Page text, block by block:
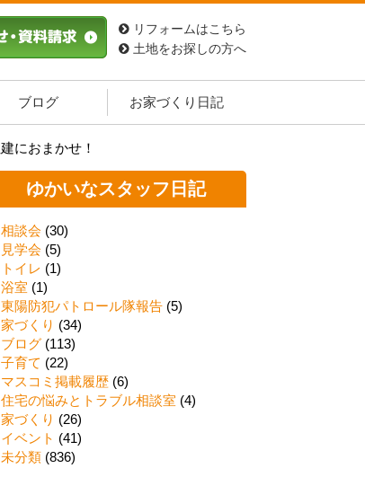
リフォームはこちら
土地をお探しの方へ
ブログ お家づくり日記
におまかせ！
ゆかいなスタッフ日記
相談会 (30)
見学会 (5)
トイレ (1)
浴室 (1)
東陽防犯パトロール隊報告 (5)
家づくり (34)
ブログ (113)
子育て (22)
マスコミ掲載履歴 (6)
住宅の悩みとトラブル相談室 (4)
家づくり (26)
イベント (41)
未分類 (836)